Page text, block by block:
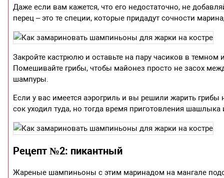
Даже если вам кажется, что его недостаточно, не
перец – это те специи, которые придадут сочности
Закройте кастрюлю и оставьте на пару часиков в
Помешивайте грибы, чтобы майонез просто не засох
шампуры.
Если у вас имеется аэрогриль и вы решили жарить
сок уходил туда, но тогда время приготовления
Рецепт №2: пикантный
Жареные шампиньоны с этим маринадом на мангале